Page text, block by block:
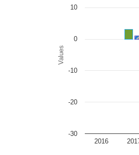
Values
2016
-30
-20
-10
0
10